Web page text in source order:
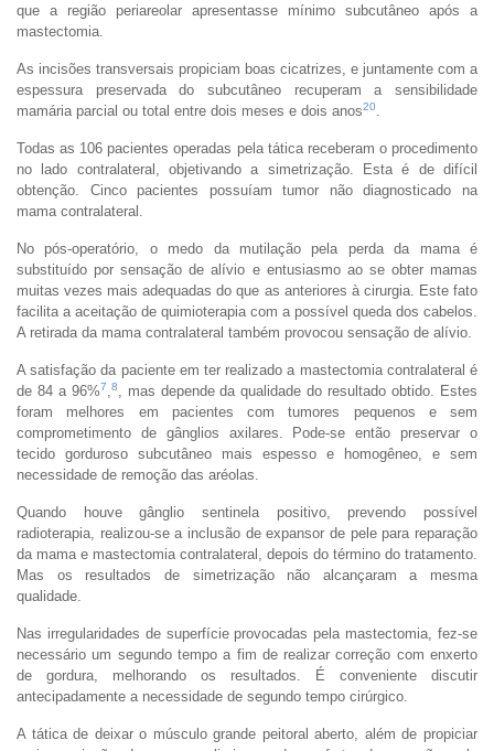
que a região periareolar apresentasse mínimo subcutâneo após a
mastectomia.
As incisões transversais propiciam boas cicatrizes, e juntamente com a
espessura preservada do subcutâneo recuperam a sensibilidade
mamária parcial ou total entre dois meses e dois anos20
Todas as 106 pacientes operadas pela tática receberam o procedimento
no lado contralateral, objetivando a simetrização. Esta é de difícil
obtenção. Cinco pacientes possuíam tumor não diagnosticado na
mama contralateral.
No pós-operatório, o medo da mutilação pela perda da mama é
substituído por sensação de alívio e entusiasmo ao se obter mamas
muitas vezes mais adequadas do que as anteriores à cirurgia. Este fato
facilita a aceitação de quimioterapia com a possível queda dos cabelos.
A retirada da mama contralateral também provocou sensação de alívio.
A satisfação da paciente em ter realizado a mastectomia contralateral é
de 84 a 96%7 8
, mas depende da qualidade do resultado obtido. Estes
foram melhores em pacientes com tumores pequenos e sem
comprometimento de gânglios axilares. Pode-se então preservar o
tecido gorduroso subcutâneo mais espesso e homogêneo, e sem
necessidade de remoção das aréolas.
Quando houve gânglio sentinela positivo, prevendo possível
radioterapia, realizou-se a inclusão de expansor de pele para reparação
da mama e mastectomia contralateral, depois do término do tratamento.
Mas os resultados de simetrização não alcançaram a mesma
qualidade.
Nas irregularidades de superfície provocadas pela mastectomia, fez-se
necessário um segundo tempo a fim de realizar correção com enxerto
de gordura, melhorando os resultados. É conveniente discutir
antecipadamente a necessidade de segundo tempo cirúrgico.
A tática de deixar o músculo grande peitoral aberto, além de propiciar